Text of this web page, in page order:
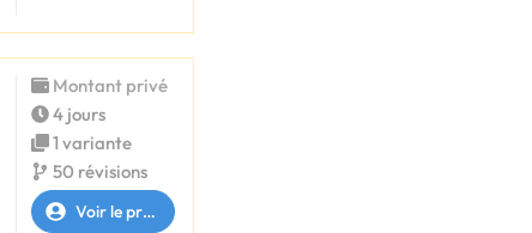
Montant privé
4 jours
1 variante
50 révisions
Voir le profil